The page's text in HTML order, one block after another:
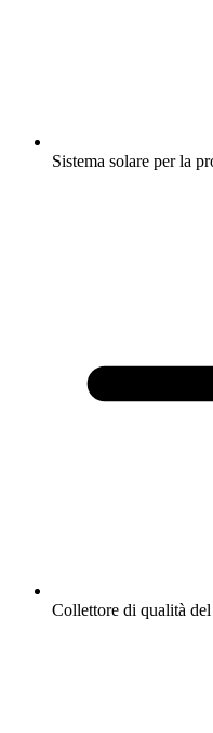
Sistema solare per la
Collettore di qualità